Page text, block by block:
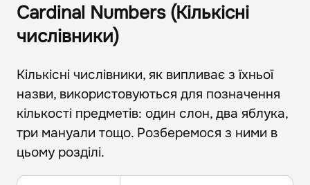
Cardinal Numbers (Кількісні
числівники)
Кількісні числівники, як випливає з їхньої
назви, використовуються для позначення
кількості предметів: один слон, два яблука,
три мануали тощо. Розберемося з ними в
цьому розділі.